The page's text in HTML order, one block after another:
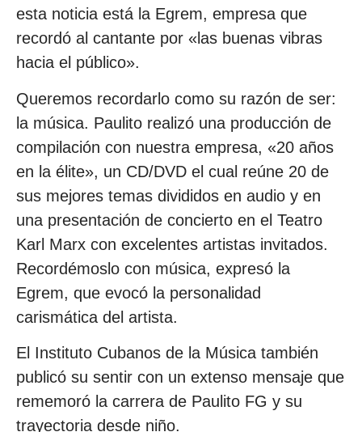
esta noticia está la Egrem, empresa que
recordó al cantante por «las buenas vibras
hacia el público».
Queremos recordarlo como su razón de ser:
la música. Paulito realizó una producción de
compilación con nuestra empresa, «20 años
en la élite», un CD/DVD el cual reúne 20 de
sus mejores temas divididos en audio y en
una presentación de concierto en el Teatro
Karl Marx con excelentes artistas invitados.
Recordémoslo con música, expresó la
Egrem, que evocó la personalidad
carismática del artista.
El Instituto Cubanos de la Música también
publicó su sentir con un extenso mensaje que
rememoró la carrera de Paulito FG y su
trayectoria desde niño.